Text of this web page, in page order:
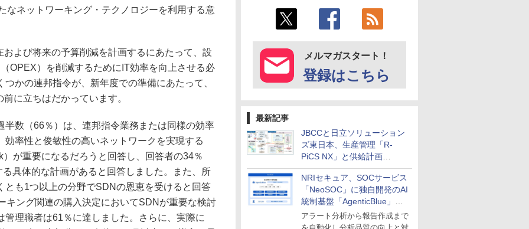
メルマガスタート！
登録はこちら
最新記事
JBCCと日立ソリューション
ズ東日本、生産管理「R-
PiCS NX」と供給計画
「scSQUARE ISP」の連携サ
ービスを提供開始
NRIセキュア、SOCサービス
「NeoSOC」に独自開発のAI
統制基盤「AgenticBlue」を
導入
アラート分析から報告作成まで
なネットワーキング・テクノロジーを利用する意
よび将来の予算削減を計画するにあたって、設
OPEX）を削減するためにIT効率を向上させる必
かの連邦指令が、新年度での準備にあたって、
に立ちはだかっています。
半数（66％）は、連邦指令業務または同様の効率
率性と俊敏性の高いネットワークを実現する
が重要になるだろうと回答し、回答者の34％
具体的な計画があると回答しました。また、所
とも1つ以上の分野でSDNの恩恵を受けると回答
キング関連の購入決定においてSDNが重要な検討
理職者は61％に達しました。さらに、実際に